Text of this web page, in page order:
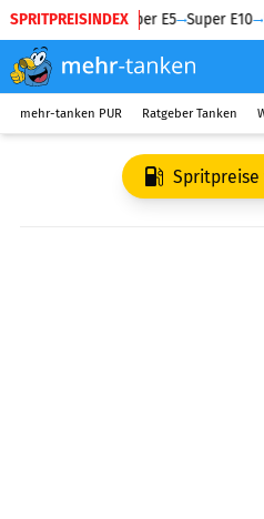
SPRITPREISINDEX
Diesel Super E5 Super E10
mehr-tanken PUR Ratgeber Tanken